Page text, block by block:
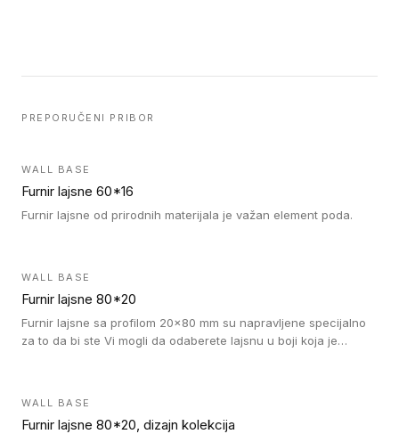
PREPORUČENI PRIBOR
WALL BASE
Furnir lajsne 60*16
Furnir lajsne od prirodnih materijala je važan element poda.
WALL BASE
Furnir lajsne 80*20
Furnir lajsne sa profilom 20x80 mm su napravljene specijalno
za to da bi ste Vi mogli da odaberete lajsnu u boji koja je
WALL BASE
Furnir lajsne 80*20, dizajn kolekcija